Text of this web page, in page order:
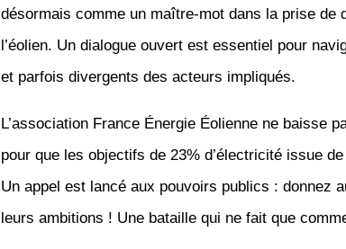
désormais comme un maître-mot dans la prise de
l’éolien. Un dialogue ouvert est essentiel pour
et parfois divergents des acteurs impliqués.
L’association France Énergie Éolienne ne baisse
pour que les objectifs de 23% d’électricité issue
Un appel est lancé aux pouvoirs publics : donnez
leurs ambitions ! Une bataille qui ne fait que